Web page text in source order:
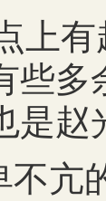
上
些多
是赵
不亢